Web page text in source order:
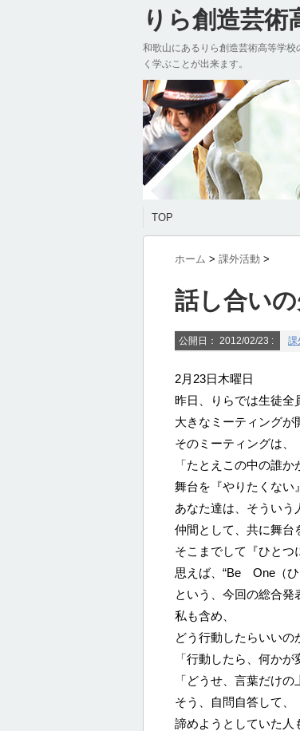
りら創造芸術
和歌山にあるりら創造芸術高等学
く学ぶことが出来ます。
TOP
ホーム > 課外活動 >
話し合いの
公開日： 2012/02/23 : 課
2月23日木曜日
昨日、りらでは生徒全
大きなミーティングが
そのミーティングは、
「たとえこの中の誰
舞台を『やりたくない
あなた達は、そういう
仲間として、共に舞台
そこまでして『ひとつ
思えば、“Be One（ひ
という、今回の総合発
私も含め、
どう行動したらいいの
「行動したら、何かが
「どうせ、言葉だけの
そう、自問自答して、
諦めようとしていた人